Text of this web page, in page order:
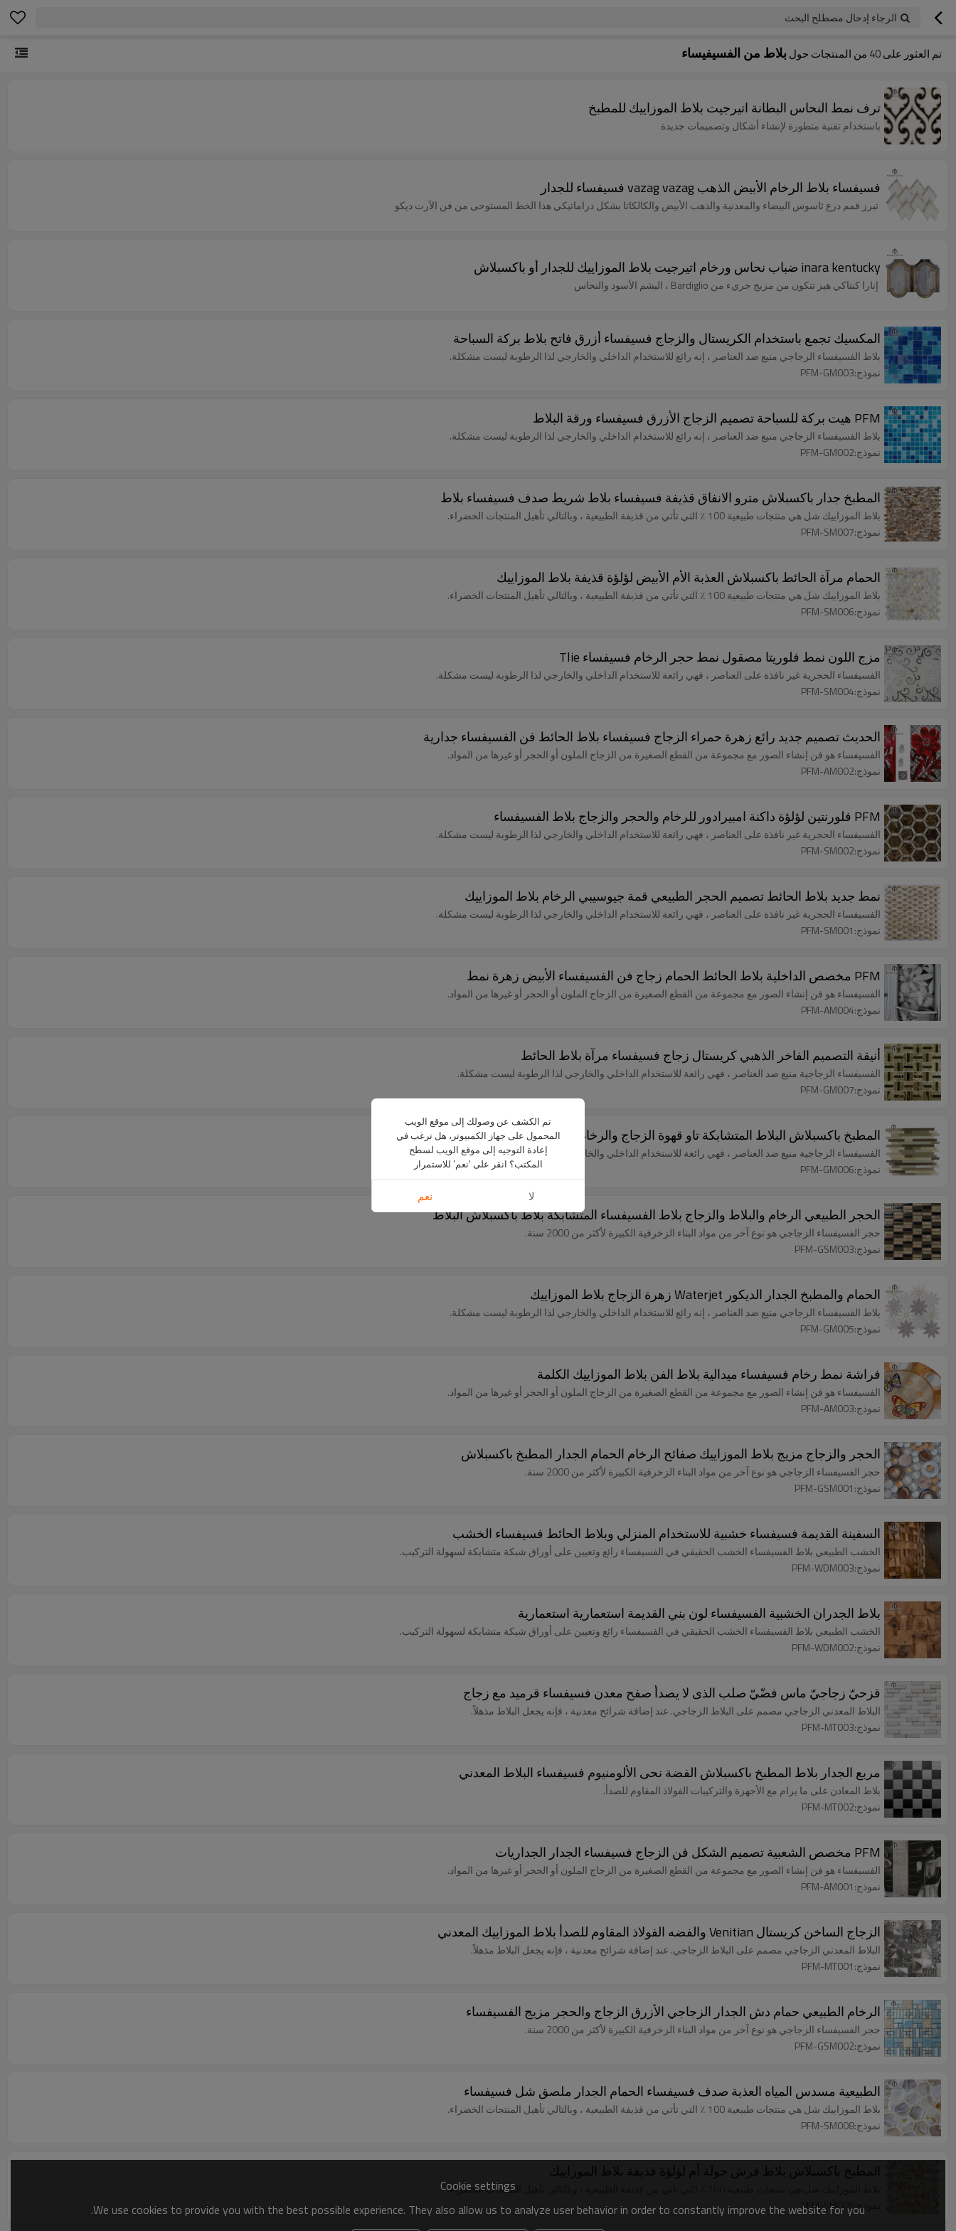
الرجاء إدخال مصطلح البحث
تم العثور على40 من المنتجات حولبلاط من الفسيفيساء
ترف نمط النحاس البطانة اتيرجيت بلاط الموزاييك للمطبخ
باستخدام تقنية متطورة لإنشاء أشكال وتصميمات جديدة
فسيفساء بلاط الرخام الأبيض الذهب vazag vazag فسيفساء للجدار
تبرز قمم درع ثاسوس البيضاء والمعدنية والذهب الأبيض والكالكاتا بشكل دراماتيكي هذا الخط المستوحى من فن الآرت ديكو
inara kentucky ضباب نحاس ورخام اتيرجيت بلاط الموزاييك للجدار أو باكسبلاش
إنارا كنتاكي هيز تتكون من مزيج جريء من Bardiglio ، اليشم الأسود والنحاس
المكسيك تجمع باستخدام الكريستال والزجاج فسيفساء أزرق فاتح بلاط بركة السباحة
بلاط الفسيفساء الزجاجي منيع ضد العناصر ، إنه رائع للاستخدام الداخلي والخارجي لذا الرطوبة ليست مشكلة.
نموذج:PFM-GM003
PFM هيت بركة للسباحة تصميم الزجاج الأزرق فسيفساء ورقة البلاط
بلاط الفسيفساء الزجاجي منيع ضد العناصر ، إنه رائع للاستخدام الداخلي والخارجي لذا الرطوبة ليست مشكلة.
نموذج:PFM-GM002
المطبخ جدار باكسبلاش مترو الانفاق قذيفة فسيفساء بلاط شريط صدف فسيفساء بلاط
بلاط الموزاييك شل هي منتجات طبيعية 100 ٪ التي تأتي من قذيفة الطبيعية ، وبالتالي تأهيل المنتجات الخضراء.
نموذج:PFM-SM007
الحمام مرآة الحائط باكسبلاش العذبة الأم الأبيض لؤلؤة قذيفة بلاط الموزاييك
بلاط الموزاييك شل هي منتجات طبيعية 100 ٪ التي تأتي من قذيفة الطبيعية ، وبالتالي تأهيل المنتجات الخضراء.
نموذج:PFM-SM006
مزج اللون نمط فلوريتا مصقول نمط حجر الرخام فسيفساء Tlie
الفسيفساء الحجرية غير نافذة على العناصر ، فهي رائعة للاستخدام الداخلي والخارجي لذا الرطوبة ليست مشكلة.
نموذج:PFM-SM004
الحديث تصميم جديد رائع زهرة حمراء الزجاج فسيفساء بلاط الحائط فن الفسيفساء جدارية
الفسيفساء هو فن إنشاء الصور مع مجموعة من القطع الصغيرة من الزجاج الملون أو الحجر أو غيرها من المواد.
نموذج:PFM-AM002
PFM فلورنتين لؤلؤة داكنة امبيرادور للرخام والحجر والزجاج بلاط الفسيفساء
الفسيفساء الحجرية غير نافذة على العناصر ، فهي رائعة للاستخدام الداخلي والخارجي لذا الرطوبة ليست مشكلة.
نموذج:PFM-SM002
نمط جديد بلاط الحائط تصميم الحجر الطبيعي قمة جيوسيبي الرخام بلاط الموزاييك
الفسيفساء الحجرية غير نافذة على العناصر ، فهي رائعة للاستخدام الداخلي والخارجي لذا الرطوبة ليست مشكلة.
نموذج:PFM-SM001
PFM مخصص الداخلية بلاط الحائط الحمام زجاج فن الفسيفساء الأبيض زهرة نمط
الفسيفساء هو فن إنشاء الصور مع مجموعة من القطع الصغيرة من الزجاج الملون أو الحجر أو غيرها من المواد.
نموذج:PFM-AM004
أنيقة التصميم الفاخر الذهبي كريستال زجاج فسيفساء مرآة بلاط الحائط
الفسيفساء الزجاجية منيع ضد العناصر ، فهي رائعة للاستخدام الداخلي والخارجي لذا الرطوبة ليست مشكلة.
نموذج:PFM-GM007
المطبخ باكسبلاش البلاط المتشابكة تاو قهوة الزجاج والرخام بلاط الموزاييك
الفسيفساء الزجاجية منيع ضد العناصر ، فهي رائعة للاستخدام الداخلي والخارجي لذا الرطوبة ليست مشكلة.
نموذج:PFM-GM006
الحجر الطبيعي الرخام والبلاط والزجاج بلاط الفسيفساء المتشابكة بلاط باكسبلاش البلاط
حجر الفسيفساء الزجاجي هو نوع آخر من مواد البناء الزخرفية الكبيرة لأكثر من 2000 سنة.
نموذج:PFM-GSM003
الحمام والمطبخ الجدار الديكور Waterjet زهرة الزجاج بلاط الموزاييك
بلاط الفسيفساء الزجاجي منيع ضد العناصر ، إنه رائع للاستخدام الداخلي والخارجي لذا الرطوبة ليست مشكلة.
نموذج:PFM-GM005
فراشة نمط رخام فسيفساء ميدالية بلاط الفن بلاط الموزاييك الكلمة
الفسيفساء هو فن إنشاء الصور مع مجموعة من القطع الصغيرة من الزجاج الملون أو الحجر أو غيرها من المواد.
نموذج:PFM-AM003
الحجر والزجاج مزيج بلاط الموزاييك صفائح الرخام الحمام الجدار المطبخ باكسبلاش
حجر الفسيفساء الزجاجي هو نوع آخر من مواد البناء الزخرفية الكبيرة لأكثر من 2000 سنة.
نموذج:PFM-GSM001
السفينة القديمة فسيفساء خشبية للاستخدام المنزلي وبلاط الحائط فسيفساء الخشب
الخشب الطبيعي بلاط الفسيفساء الخشب الحقيقي في الفسيفساء رائع وتعيين على أوراق شبكة متشابكة لسهولة التركيب.
نموذج:PFM-WDM003
بلاط الجدران الخشبية الفسيفساء لون بني القديمة استعمارية استعمارية
الخشب الطبيعي بلاط الفسيفساء الخشب الحقيقي في الفسيفساء رائع وتعيين على أوراق شبكة متشابكة لسهولة التركيب.
نموذج:PFM-WDM002
قزحيّ زجاجيّ ماس فضّيّ صلب الذى لا يصدأ صفح معدن فسيفساء قرميد مع زجاج
البلاط المعدني الزجاجي مصمم على البلاط الزجاجي. عند إضافة شرائح معدنية ، فإنه يجعل البلاط مذهلاً.
نموذج:PFM-MT003
مربع الجدار بلاط المطبخ باكسبلاش الفضة نحى الألومنيوم فسيفساء البلاط المعدني
بلاط المعادن على ما يرام مع الأجهزة والتركيبات الفولاذ المقاوم للصدأ.
نموذج:PFM-MT002
PFM مخصص الشعبية تصميم الشكل فن الزجاج فسيفساء الجدار الجداريات
الفسيفساء هو فن إنشاء الصور مع مجموعة من القطع الصغيرة من الزجاج الملون أو الحجر أو غيرها من المواد.
نموذج:PFM-AM001
الزجاج الساخن كريستال Venitian والفضه الفولاذ المقاوم للصدأ بلاط الموزاييك المعدني
البلاط المعدني الزجاجي مصمم على البلاط الزجاجي. عند إضافة شرائح معدنية ، فإنه يجعل البلاط مذهلاً.
نموذج:PFM-MT001
الرخام الطبيعي حمام دش الجدار الزجاجي الأزرق الزجاج والحجر مزيج الفسيفساء
حجر الفسيفساء الزجاجي هو نوع آخر من مواد البناء الزخرفية الكبيرة لأكثر من 2000 سنة.
نموذج:PFM-GSM002
الطبيعية مسدس المياه العذبة صدف فسيفساء الحمام الجدار ملصق شل فسيفساء
بلاط الموزاييك شل هي منتجات طبيعية 100 ٪ التي تأتي من قذيفة الطبيعية ، وبالتالي تأهيل المنتجات الخضراء.
نموذج:PFM-SM008
المطبخ باكسبلاش بلاط قرش جولة أم لؤلؤة قذيفة بلاط الموزاييك
نموذج:PFM-SM005
Cookie settings
We use cookies to provide you with the best possible experience. They also allow us to analyze user behavior in order to constantly improve the website for you.
تم الكشف عن وصولك إلى موقع الويب
المحمول على جهاز الكمبيوتر، هل ترغب في
إعادة التوجيه إلى موقع الويب لسطح
المكتب؟ انقر على 'نعم' للاستمرار
لا نعم